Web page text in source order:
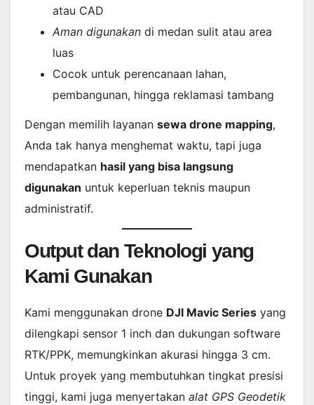
atau CAD
Aman digunakan di medan sulit atau area
luas
Cocok untuk perencanaan lahan,
pembangunan, hingga reklamasi tambang
Dengan memilih layanan sewa drone mapping,
Anda tak hanya menghemat waktu, tapi juga
mendapatkan hasil yang bisa langsung
digunakan untuk keperluan teknis maupun
administratif.
Output dan Teknologi yang
Kami Gunakan
Kami menggunakan drone DJI Mavic Series yang
dilengkapi sensor 1 inch dan dukungan software
RTK/PPK, memungkinkan akurasi hingga 3 cm.
Untuk proyek yang membutuhkan tingkat presisi
tinggi, kami juga menyertakan alat GPS Geodetik